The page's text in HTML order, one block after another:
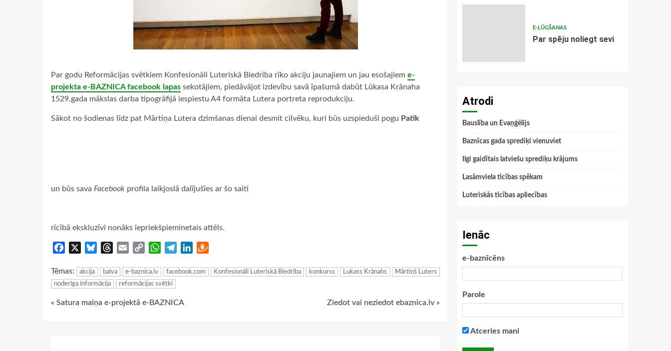
Par godu Reformācijas svētkiem Konfesionāli Luteriskā Biedrība rīko akciju jaunajiem un jau esošajiem e-
projekta e-BAZNICA facebook lapas sekotājiem, piedāvājot izdevību savā īpašumā dabūt Lūkasa Krānaha
1529.gada mākslas darba tipogrāfijā iespiestu A4 formāta Lutera portreta reprodukciju.
Sākot no šodienas līdz pat Mārtiņa Lutera dzimšanas dienai desmit cilvēku, kuri būs uzspieduši pogu Patīk
un būs sava Facebook profila laikjoslā dalījušīes ar šo saiti
rīcībā ekskluzīvi nonāks iepriekšpieminetais attēls.
Facebook BlueskyThreads
Email
Copy
WhatsApp
TelegramLinkedIn
Tēmas: akcija balva e-baznica.lv facebook.com Konfesionāli Luteriskā Biedrība konkurss Lukass Krānahs
Mārtiņš Luters
noderīga informācija
reformācijas svētki
Continue
« Satura maiņa e-projektā e-BAZNICA Ziedot vai neziedot ebaznica.lv »
E-LŪGŠANAS
Par spēju noliegt sevi
Atrodi
Bauslība un Evaņģēlijs
Baznīcas gada sprediķi vienuviet
Ilgi gaidītais latviešu sprediķu krājums
Lasāmviela ticības spēkam
Luteriskās ticības apliecības
Ienāc
e-baznīcēns
Parole
Atceries mani